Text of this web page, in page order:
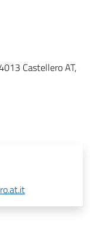
Castellero AT,